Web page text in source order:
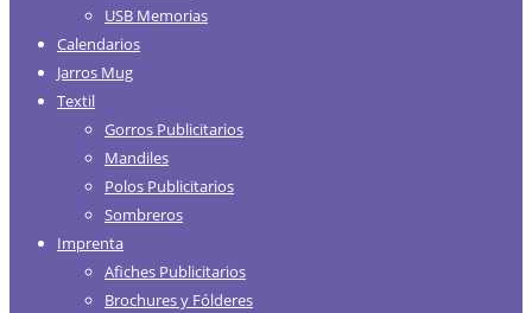
USB Memorias
Calendarios
Jarros Mug
Textil
Gorros Publicitarios
Mandiles
Polos Publicitarios
Sombreros
Imprenta
Afiches Publicitarios
Brochures y Fólderes